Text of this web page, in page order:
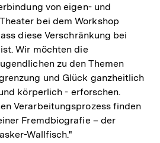
von eigen- und
bei dem Workshop
diese Verschränkung bei
Wir möchten die
zu den Themen
und Glück ganzheitlich
körperlich - erforschen.
Verarbeitungsprozess finden
Fremdbiografie – der
Wallfisch."